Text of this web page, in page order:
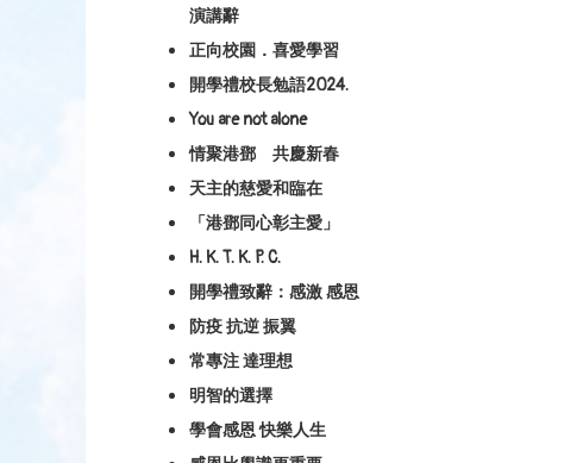
演講辭
正向校園．喜愛學習
開學禮校長勉語2024.
You are not alone
情聚港鄧 共慶新春
天主的慈愛和臨在
「港鄧同心彰主愛」
H. K. T. K. P. C.
開學禮致辭：感激 感恩
防疫 抗逆 振翼
常專注 達理想
明智的選擇
學會感恩 快樂人生